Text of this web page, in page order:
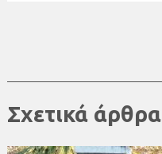
Σχετικά άρθρα